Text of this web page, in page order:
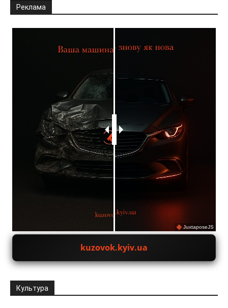
Реклама
JuxtaposeJS
kuzovok.kyiv.ua
Культура